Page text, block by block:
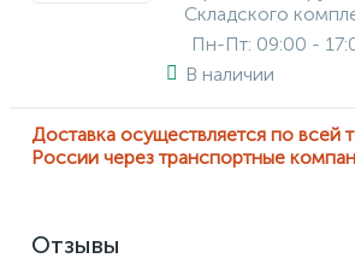
Складского
Пн-Пт: 09:00 -
В наличии
Доставка осуществляется по всей
России через транспортные
Отзывы